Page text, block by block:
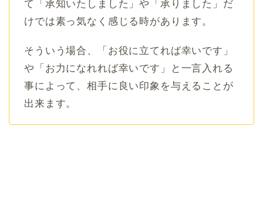
て「承知いたしました」や「承りました」だ
けでは素っ気なく感じる時があります。
そういう場合、「お役に立てれば幸いです」
や「お力になれれば幸いです」と一言入れる
事によって、相手に良い印象を与えることが
出来ます。